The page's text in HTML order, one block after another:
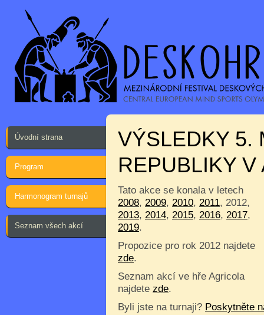
Úvodní strana
Program
Harmonogram turnajů
Seznam všech akcí
VÝSLEDKY 5.
REPUBLIKY V
Tato akce se konala v letech
2008, 2009, 2010, 2011, 2012,
2013, 2014, 2015, 2016, 2017,
2019.
Propozice pro rok 2012 najdete
zde.
Seznam akcí ve hře Agricola
najdete zde.
Byli jste na turnaji? Poskytněte